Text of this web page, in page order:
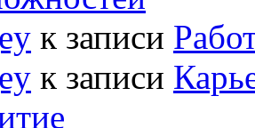
к записи
к записи